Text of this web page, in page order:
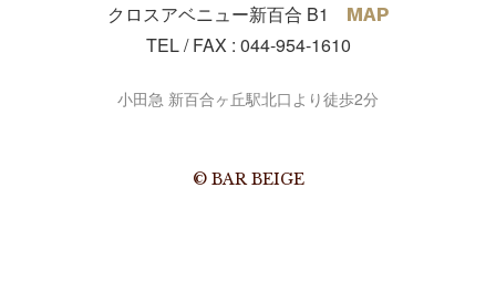
クロスアベニュー新百合 B1
MAP
TEL / FAX : 044-954-1610
小田急 新百合ヶ丘駅北口より徒歩2分
© BAR BEIGE